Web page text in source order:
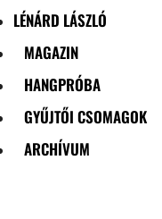
LÉNÁRD LÁSZLÓ
MAGAZIN
HANGPRÓBA
GYŰJTŐI CSOMAGOK
ARCHÍVUM